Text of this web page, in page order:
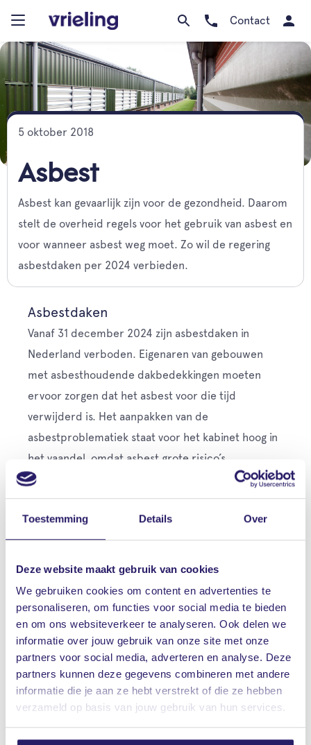
Toestemming Details Over
Deze website maakt gebruik van cookies
We gebruiken cookies om content en advertenties te
personaliseren, om functies voor social media te bieden
en om ons websiteverkeer te analyseren. Ook delen we
informatie over jouw gebruik van onze site met onze
partners voor social media, adverteren en analyse. Deze
partners kunnen deze gegevens combineren met andere
informatie die je aan ze hebt verstrekt of die ze hebben
verzameld op basis van jouw gebruik van hun services.
Contact
5 oktober 2018
Asbest
Asbest kan gevaarlijk zijn voor de gezondheid. Daarom
stelt de overheid regels voor het gebruik van asbest en
voor wanneer asbest weg moet. Zo wil de regering
asbestdaken per 2024 verbieden.
Asbestdaken
Vanaf 31 december 2024 zijn asbestdaken in
Nederland verboden. Eigenaren van gebouwen
met asbesthoudende dakbedekkingen moeten
ervoor zorgen dat het asbest voor die tijd
verwijderd is. Het aanpakken van de
asbestproblematiek staat voor het kabinet hoog in
het vaandel, omdat asbest grote risico’s
meebrengt voor mens en milieu.
Gecertificeerde asbestbedrijven
Subsidieplafond bereikt
Sinds 1 januari 2016 was er een landelijke
subsidieregeling voor het verwijderen van
asbestdaken via de Rijksdienst voor Ondernemend
Nederland. Op 1 november 2018 is bekend
geworden dat het totale subsidiebudget van 75
miljoen euro is overschreden.
Meer over de subsidieregeling